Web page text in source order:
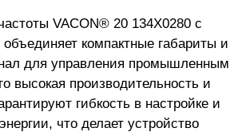
VACON® 20 134X0280 с
компактные габариты и
для управления промышленным
высокая производительность и
гибкость в настройке и
что делает устройство